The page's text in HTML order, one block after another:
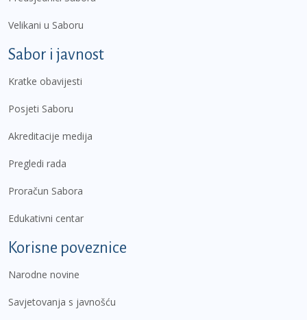
Velikani u Saboru
Sabor i javnost
Kratke obavijesti
Posjeti Saboru
Akreditacije medija
Pregledi rada
Proračun Sabora
Edukativni centar
Korisne poveznice
Narodne novine
Savjetovanja s javnošću